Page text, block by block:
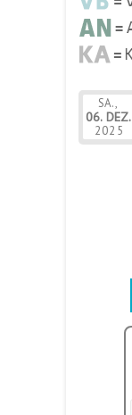
SA.,
06. DEZ.
2025